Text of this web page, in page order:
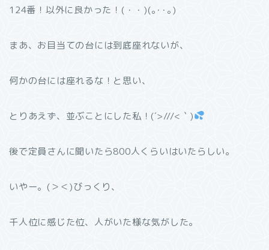
124番！以外に良かった！(・・)(｡･･｡)
まあ、お目当ての台には到底座れないが、
何かの台には座れるな！と思い、
とりあえず、並ぶことにした私！(´>///<｀)
後で定員さんに聞いたら800人くらいはいたらしい。
いやー。(＞＜)びっくり、
千人位に感じた位、人がいた様な気がした。